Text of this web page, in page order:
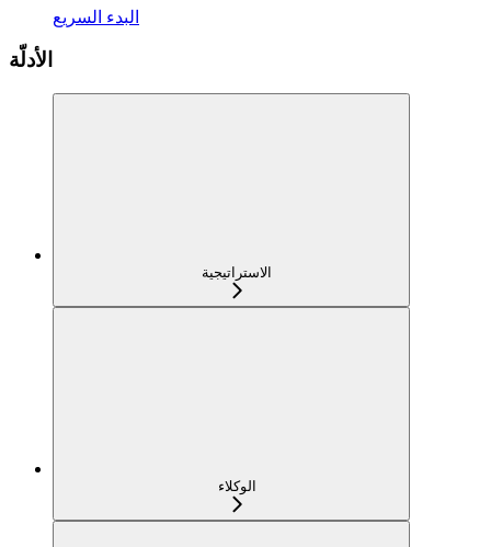
البدء السريع
الأدلّة
الاستراتيجية
الوكلاء